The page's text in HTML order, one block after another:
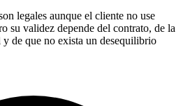
legales aunque el cliente no use
su validez depende del contrato, de la
de que no exista un desequilibrio